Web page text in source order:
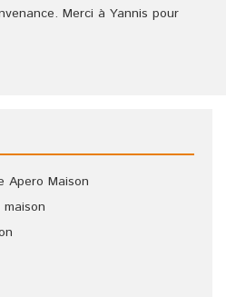
Merci à Yannis pour
Apero Maison